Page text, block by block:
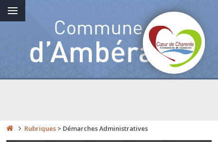
Rubriques > Démarches Administratives